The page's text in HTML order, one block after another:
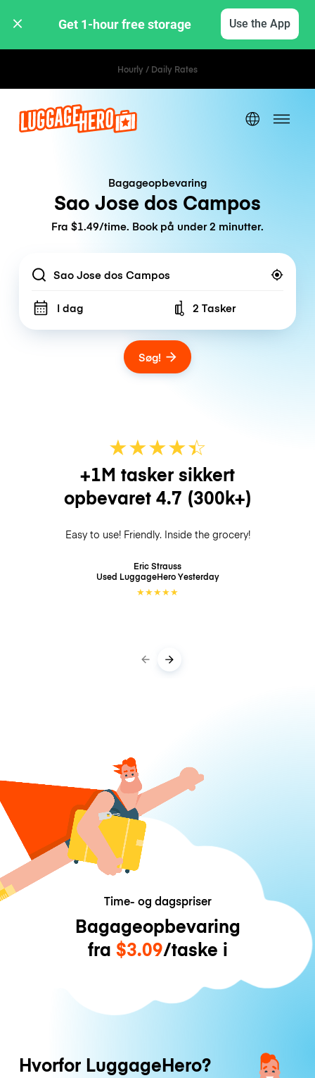
Get 1-hour free storage Use the App
Hourly / Daily Rates
Bagageopbevaring
Sao Jose dos Campos
Fra $1.49/time. Book på under 2 minutter.
Location
I dag Number of bags
2 Tasker
Søg!
★★★★☆
★
+1M tasker sikkert
opbevaret 4.7 (300k+)
Easy to use! Friendly. Inside the grocery!
Eric Strauss
Used LuggageHeroYesterday
★★★★★
Time- og dagspriser
Bagageopbevaring
fra $3.09/taske i
Hvorfor LuggageHero?